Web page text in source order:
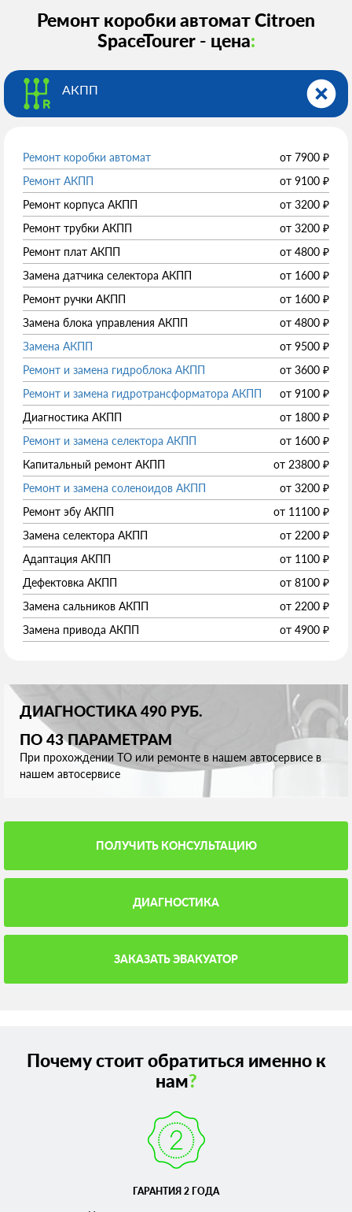
уровня сложности.
Ремонт коробки автомат Citroen
SpaceTourer - цена:
АКПП
Ремонт коробки автомат от 7900 ₽
Ремонт АКПП
от 9100 ₽
Ремонт корпуса АКПП
от 3200 ₽
Ремонт трубки АКПП
от 3200 ₽
Ремонт плат АКПП
от 4800 ₽
Замена датчика селектора АКПП
от 1600 ₽
Ремонт ручки АКПП
от 1600 ₽
Замена блока управления АКПП
от 4800 ₽
Замена АКПП
от 9500 ₽
Ремонт и замена гидроблока АКПП
от 3600 ₽
Ремонт и замена гидротрансформатора АКПП
от 9100 ₽
Диагностика АКПП
от 1800 ₽
Ремонт и замена селектора АКПП
от 1600 ₽
Капитальный ремонт АКПП
от 23800 ₽
Ремонт и замена соленоидов АКПП
от 3200 ₽
Ремонт эбу АКПП
от 11100 ₽
Замена селектора АКПП
от 2200 ₽
Адаптация АКПП
от 1100 ₽
Дефектовка АКПП
от 8100 ₽
Замена сальников АКПП
от 2200 ₽
Замена привода АКПП
от 4900 ₽
ДИАГНОСТИКА 490 РУБ.
ПО 43 ПАРАМЕТРАМ
При прохождении ТО или ремонте в нашем автосервисе в
нашем автосервисе
ПОЛУЧИТЬ КОНСУЛЬТАЦИЮ
ДИАГНОСТИКА
ЗАКАЗАТЬ ЭВАКУАТОР
Почему стоит обратиться именно к
нам?
ГАРАНТИЯ 2 ГОДА